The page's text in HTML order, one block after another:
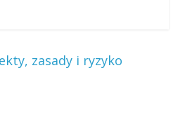
zasady i ryzyko